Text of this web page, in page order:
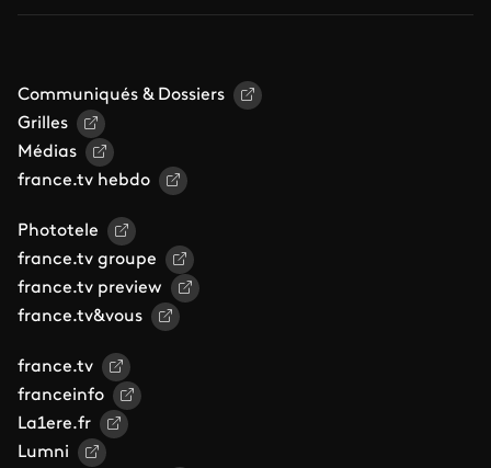
Communiqués & Dossiers
Grilles
Médias
france.tv hebdo
Phototele
france.tv groupe
france.tv preview
france.tv&vous
france.tv
franceinfo
La1ere.fr
Lumni